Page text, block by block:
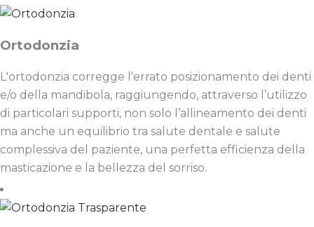
Ortodonzia
L'ortodonzia corregge l'errato posizionamento dei denti
e/o della mandibola, raggiungendo, attraverso l’utilizzo
di particolari supporti, non solo l’allineamento dei denti
ma anche un equilibrio tra salute dentale e salute
complessiva del paziente, una perfetta efficienza della
masticazione e la bellezza del sorriso.